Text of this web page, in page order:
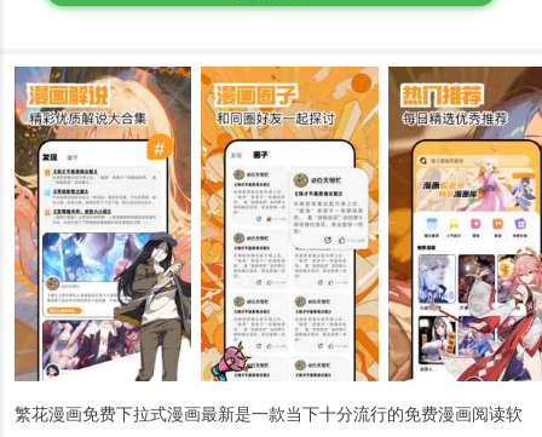
繁花漫画免费下拉式漫画最新是一款当下十分流行的免费漫画阅读软